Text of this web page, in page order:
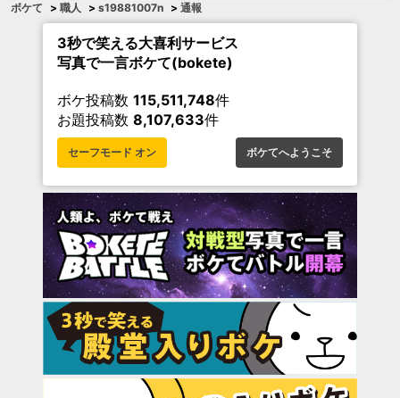
ボケて > 職人 > s19881007n > 通報
3秒で笑える大喜利サービス
写真で一言ボケて(bokete)
ボケ投稿数 115,511,748件
お題投稿数 8,107,633件
セーフモード オン ボケてへようこそ